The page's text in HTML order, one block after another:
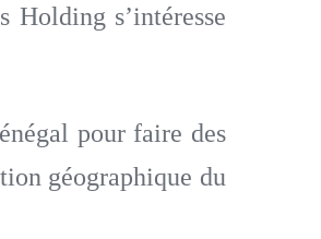
s’intéresse
pour faire des
géographique du